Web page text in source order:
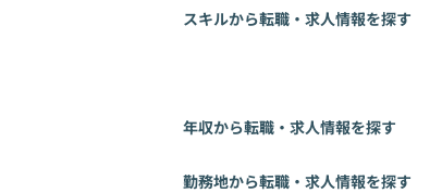
スキルから転職・求人情報を探す
年収から転職・求人情報を探す
勤務地から転職・求人情報を探す